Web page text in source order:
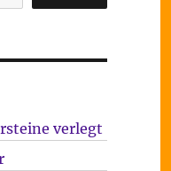
verlegt